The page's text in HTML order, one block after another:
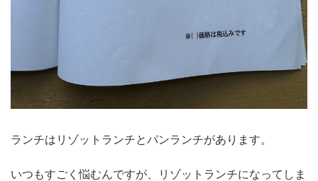
ランチはリゾットランチとパンランチがあります。
いつもすごく悩むんですが、リゾットランチになってしま